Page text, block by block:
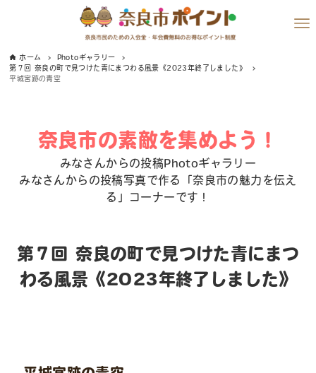
ホーム
Photoギャラリー
第７回 奈良の町で見つけた青にまつわる風景《2023年終了しました》
平城宮跡の青空
奈良市の素敵を集めよう！
みなさんからの投稿Photoギャラリー
みなさんからの投稿写真で作る「奈良市の魅力を伝え
る」コーナーです！
第７回 奈良の町で見つけた青にまつ
わる風景《2023年終了しました》